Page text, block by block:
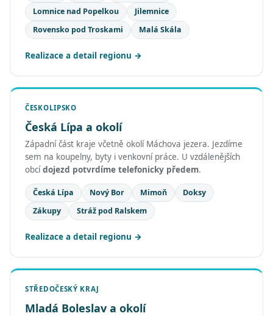
Lomnice nad Popelkou
Jilemnice
Rovensko pod Troskami
Malá Skála
Realizace a detail regionu
ČESKOLIPSKO
Česká Lípa a okolí
Západní část kraje včetně okolí Máchova jezera. Jezdíme
sem na koupelny, byty i venkovní práce. U vzdálenějších
obcídojezd potvrdíme telefonicky předem.
Česká Lípa Nový Bor Mimoň
Doksy
Zákupy
Stráž pod Ralskem
Realizace a detail regionu
STŘEDOČESKÝ KRAJ
Mladá Boleslav a okolí